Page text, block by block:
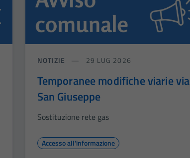
NOTIZIE 29 LUG 2026
Temporanee modifiche viarie via
San Giuseppe
Sostituzione rete gas
Accesso all'informazione